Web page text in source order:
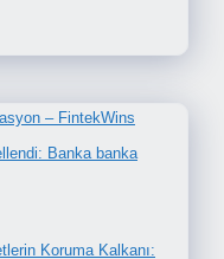
– FintekWins
Banka banka
Koruma Kalkanı: